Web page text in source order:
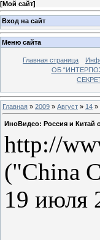
[Мой сайт]
Вход на сайт
Меню сайта
Главная страница
ОБ
Главная » 2009 » Август » 14 »
ИноВидео: Россия и Китай
http://
("China
19 июля